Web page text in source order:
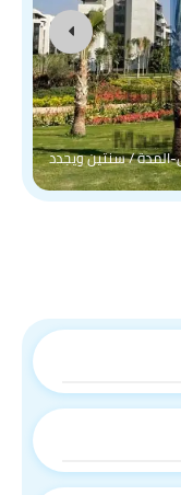
المدة / سنتين ويجدد